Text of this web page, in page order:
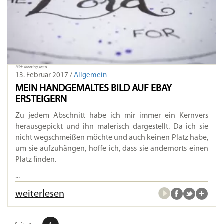
Bild: Meeting Jesus
13. Februar 2017 / Allgemein
MEIN HANDGEMALTES BILD AUF EBAY
ERSTEIGERN
Zu jedem Abschnitt habe ich mir immer ein Kernvers
herausgepickt und ihn malerisch dargestellt. Da ich sie
nicht wegschmeißen möchte und auch keinen Platz habe,
um sie aufzuhängen, hoffe ich, dass sie andernorts einen
Platz finden.
...
weiterlesen